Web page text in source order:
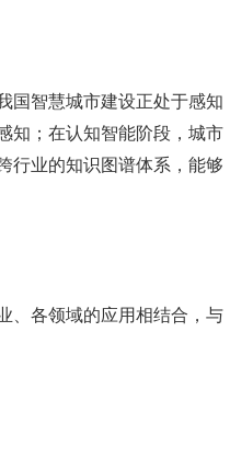
国智慧城市建设正处于感知
知；在认知智能阶段，城市
行业的知识图谱体系，能够
、各领域的应用相结合，与